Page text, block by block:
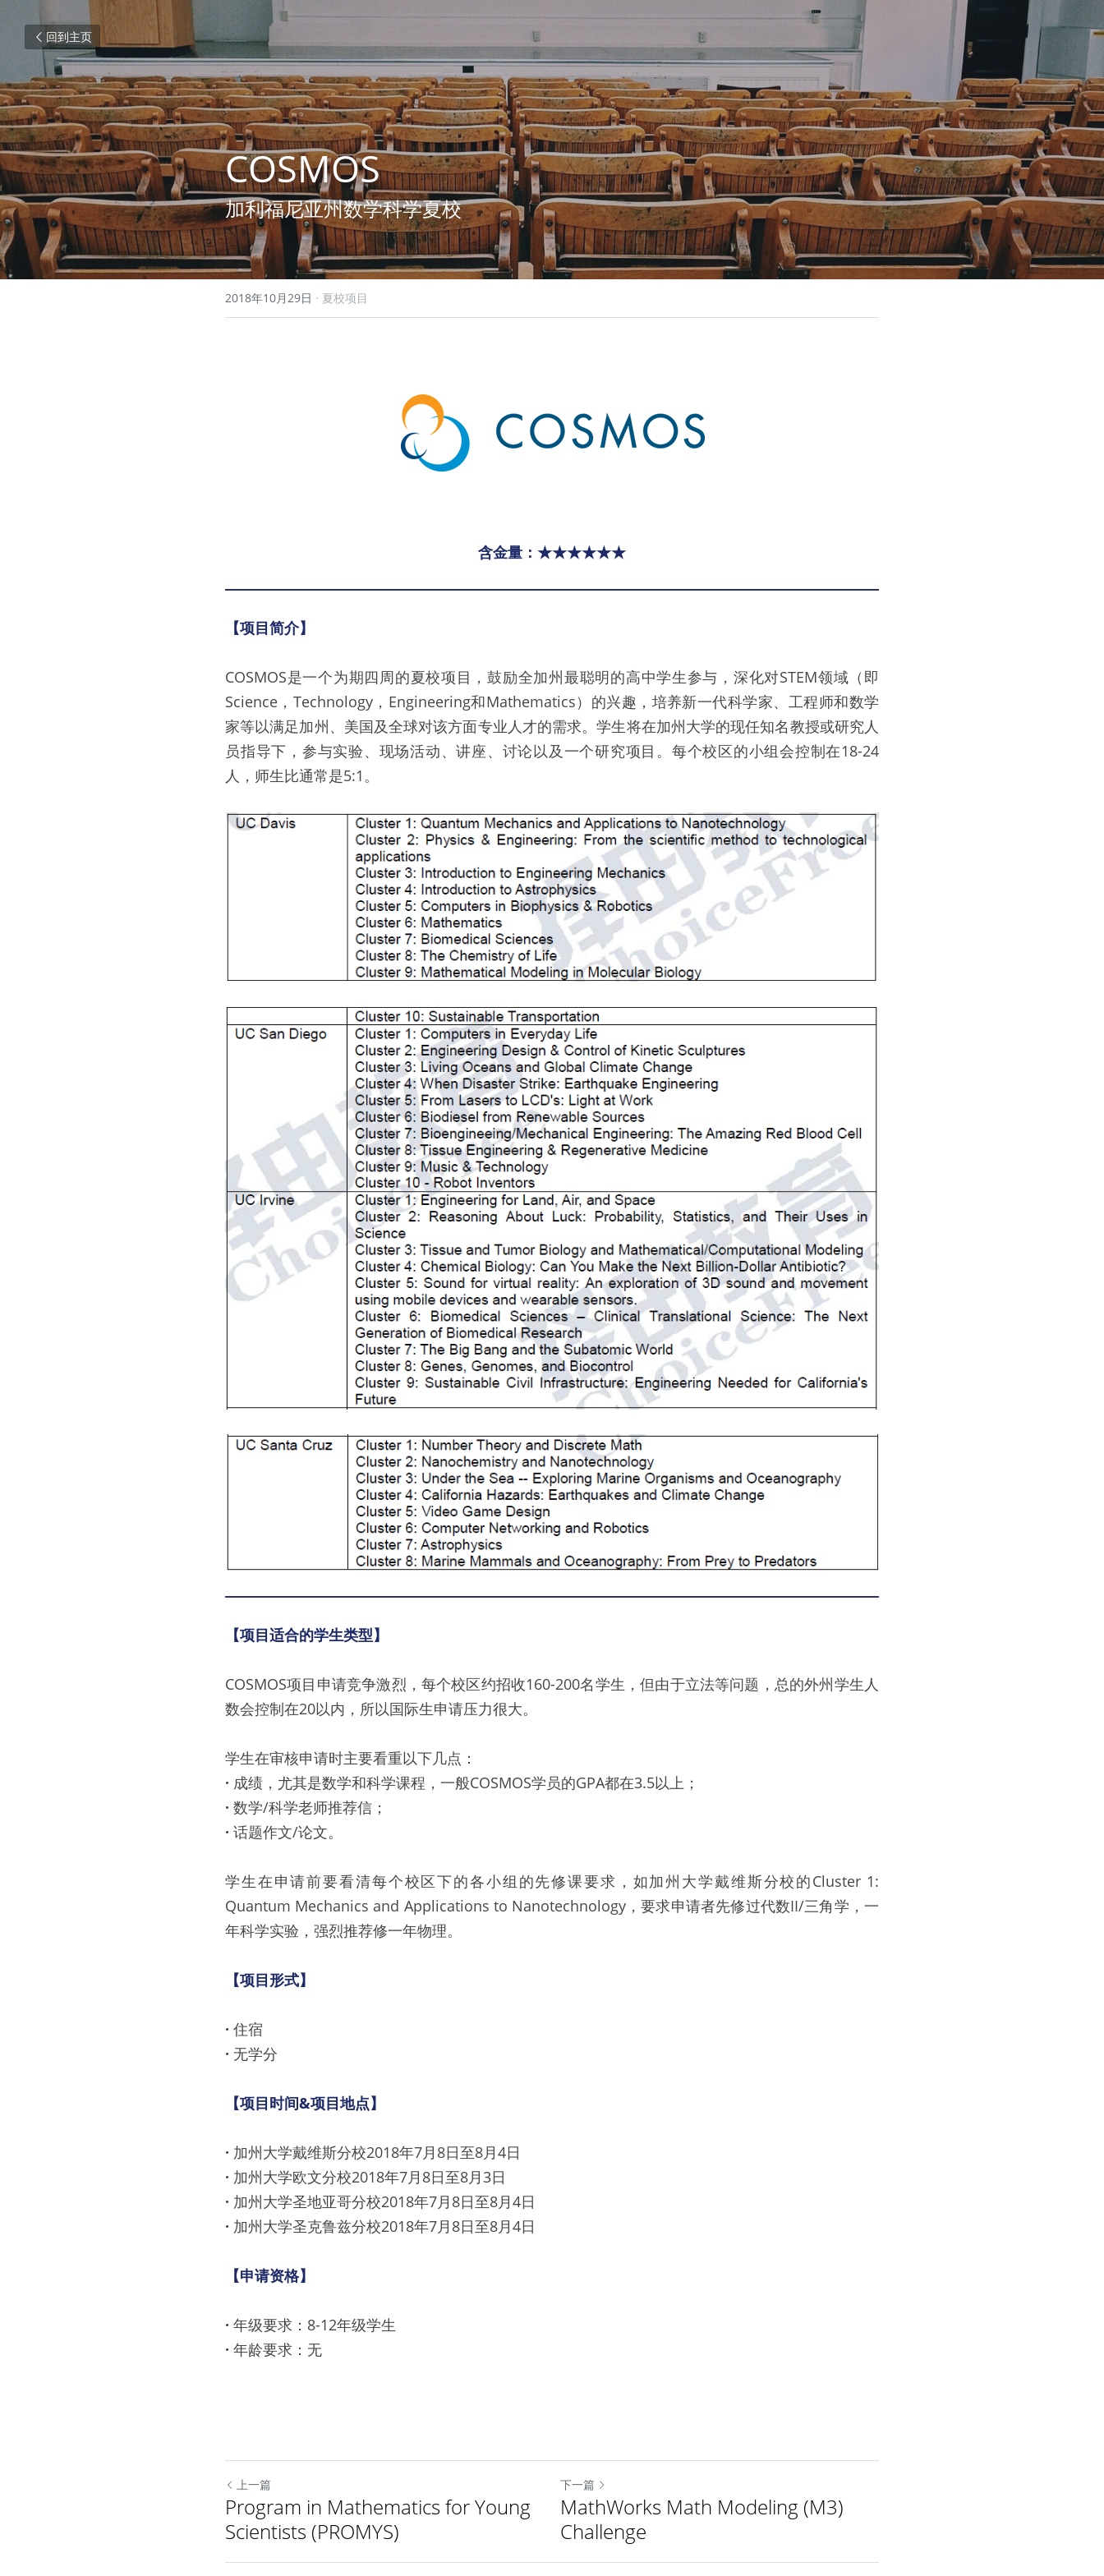
回到主页
COSMOS
加利福尼亚州数学科学夏校
2018年10月29日 · 夏校项目
含金量：★★★★★★
【项目简介】
COSMOS是一个为期四周的夏校项目，鼓励全加州最聪明的高中学生参与，深化对STEM领域（即
Science，Technology，Engineering和Mathematics）的兴趣，培养新一代科学家、工程师和数学
家等以满足加州、美国及全球对该方面专业人才的需求。学生将在加州大学的现任知名教授或研究人
员指导下，参与实验、现场活动、讲座、讨论以及一个研究项目。每个校区的小组会控制在18-24
人，师生比通常是5:1。
【项目适合的学生类型】
COSMOS项目申请竞争激烈，每个校区约招收160-200名学生，但由于立法等问题，总的外州学生人
数会控制在20以内，所以国际生申请压力很大。
学生在审核申请时主要看重以下几点：
· 成绩，尤其是数学和科学课程，一般COSMOS学员的GPA都在3.5以上；
· 数学/科学老师推荐信；
· 话题作文/论文。
学生在申请前要看清每个校区下的各小组的先修课要求，如加州大学戴维斯分校的Cluster 1:
Quantum Mechanics and Applications to Nanotechnology，要求申请者先修过代数II/三角学，一
年科学实验，强烈推荐修一年物理。
【项目形式】
· 住宿
· 无学分
【项目时间&项目地点】
· 加州大学戴维斯分校2018年7月8日至8月4日
· 加州大学欧文分校2018年7月8日至8月3日
· 加州大学圣地亚哥分校2018年7月8日至8月4日
· 加州大学圣克鲁兹分校2018年7月8日至8月4日
【申请资格】
· 年级要求：8-12年级学生
· 年龄要求：无
上一篇
Program in Mathematics for Young
Scientists (PROMYS)
下一篇
MathWorks Math Modeling (M3)
Challenge